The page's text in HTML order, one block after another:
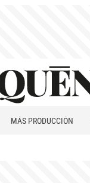
MÁS PRODUCCIÓN